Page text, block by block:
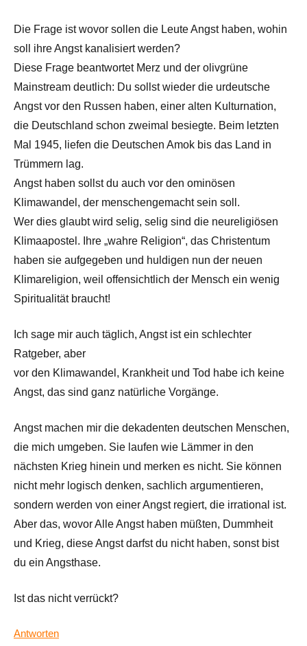
Die Frage ist wovor sollen die Leute Angst haben, wohin
soll ihre Angst kanalisiert werden?
Diese Frage beantwortet Merz und der olivgrüne
Mainstream deutlich: Du sollst wieder die urdeutsche
Angst vor den Russen haben, einer alten Kulturnation,
die Deutschland schon zweimal besiegte. Beim letzten
Mal 1945, liefen die Deutschen Amok bis das Land in
Trümmern lag.
Angst haben sollst du auch vor den ominösen
Klimawandel, der menschengemacht sein soll.
Wer dies glaubt wird selig, selig sind die neureligiösen
Klimaapostel. Ihre „wahre Religion“, das Christentum
haben sie aufgegeben und huldigen nun der neuen
Klimareligion, weil offensichtlich der Mensch ein wenig
Spiritualität braucht!
Ich sage mir auch täglich, Angst ist ein schlechter
Ratgeber, aber
vor den Klimawandel, Krankheit und Tod habe ich keine
Angst, das sind ganz natürliche Vorgänge.
Angst machen mir die dekadenten deutschen Menschen,
die mich umgeben. Sie laufen wie Lämmer in den
nächsten Krieg hinein und merken es nicht. Sie können
nicht mehr logisch denken, sachlich argumentieren,
sondern werden von einer Angst regiert, die irrational ist.
Aber das, wovor Alle Angst haben müßten, Dummheit
und Krieg, diese Angst darfst du nicht haben, sonst bist
du ein Angsthase.
Ist das nicht verrückt?
Antworten